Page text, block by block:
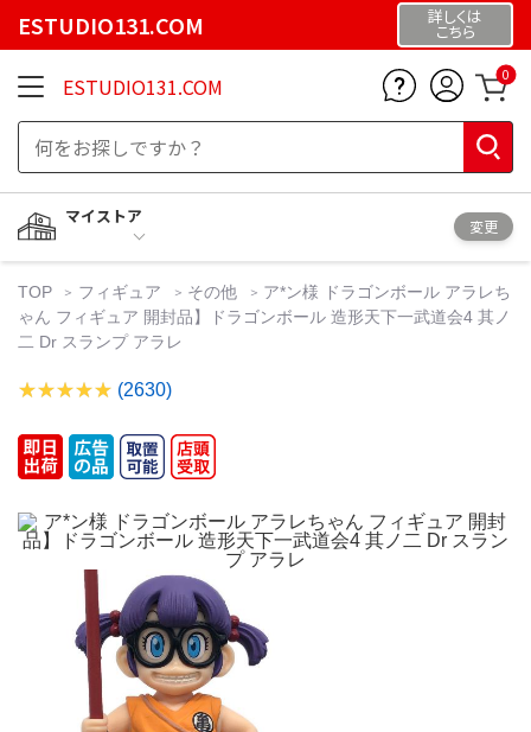
ESTUDIO131.COM 詳しくは
こちら
ESTUDIO131.COM 0
マイストア
変更
TOP フィギュア その他
ア*ン様 ドラゴンボール アラレち
ゃん フィギュア 開封品】ドラゴンボール 造形天下一武道会4 其ノ
二 Dr スランプ アラレ
(2630)